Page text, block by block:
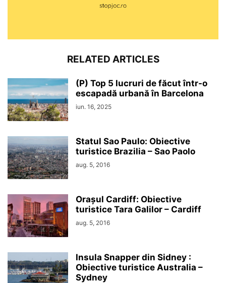
RELATED ARTICLES
(P) Top 5 lucruri de făcut într-o
escapadă urbană în Barcelona
iun. 16, 2025
Statul Sao Paulo: Obiective
turistice Brazilia – Sao Paolo
aug. 5, 2016
Orașul Cardiff: Obiective
turistice Tara Galilor – Cardiff
aug. 5, 2016
Insula Snapper din Sidney :
Obiective turistice Australia –
Sydney